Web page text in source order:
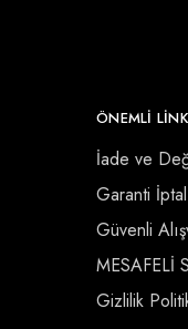
ÖNEMLI
İade ve
Garanti
Güvenli
MESAFELİ
Gizlilik